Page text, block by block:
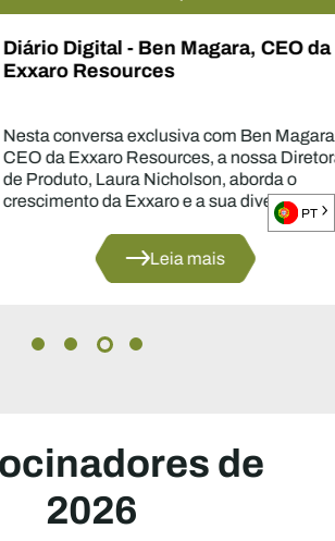
- Ben Magara, CEO da
exclusiva com Ben Magara,
Resources, a nossa Diretora
Laura Nicholson, aborda o
da Exxaro e a sua diversificação
Leia mais
de
2026
PT